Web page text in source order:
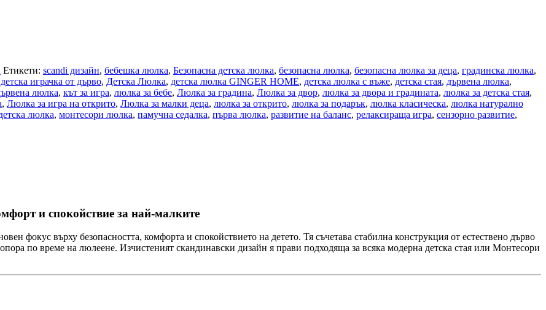
Етикети: scandi дизайн, бебешка люлка, Безопасна детска люлка, безопасна люлка, безопасна люлка за деца, градинска люлка,
детска играчка от дърво, Детска Люлка, детска люлка GINGER HOME, детска люлка с въже, детска стая, дървена люлка,
люлка, кът за игра, люлка за бебе, Люлка за градина, Люлка за двор, люлка за двора и градината, люлка за детска стая,
, Люлка за игра на открито, Люлка за малки деца, люлка за открито, люлка за подарък, люлка класическа, люлка натурално
люлка, монтесори люлка, памучна седалка, първа люлка, развитие на баланс, релаксираща игра, сензорно развитие,
и спокойствие за най-малките
фокус върху безопасността, комфорта и спокойствието на детето. Тя съчетава стабилна конструкция от естествено дърво
по време на люлеене. Изчистеният скандинавски дизайн я прави подходяща за всяка модерна детска стая или Монтесори